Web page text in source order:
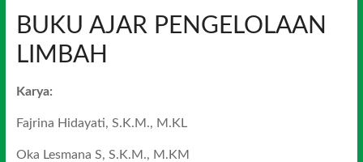
BUKU AJAR PENGELOLAAN
LIMBAH
Karya:
Fajrina Hidayati, S.K.M., M.KL
Oka Lesmana S, S.K.M., M.KM